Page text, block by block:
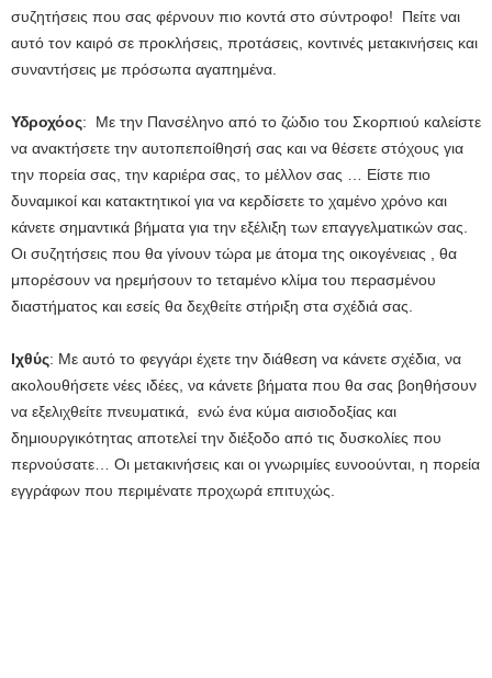
συζητήσεις που σας φέρνουν πιο κοντά στο σύντροφο! Πείτε ναι
αυτό τον καιρό σε προκλήσεις, προτάσεις, κοντινές μετακινήσεις και
συναντήσεις με πρόσωπα αγαπημένα.
Υδροχόος: Με την Πανσέληνο από το ζώδιο του Σκορπιού καλείστε
να ανακτήσετε την αυτοπεποίθησή σας και να θέσετε στόχους για
την πορεία σας, την καριέρα σας, το μέλλον σας … Είστε πιο
δυναμικοί και κατακτητικοί για να κερδίσετε το χαμένο χρόνο και
κάνετε σημαντικά βήματα για την εξέλιξη των επαγγελματικών σας.
Οι συζητήσεις που θα γίνουν τώρα με άτομα της οικογένειας , θα
μπορέσουν να ηρεμήσουν το τεταμένο κλίμα του περασμένου
διαστήματος και εσείς θα δεχθείτε στήριξη στα σχέδιά σας.
Ιχθύς: Με αυτό το φεγγάρι έχετε την διάθεση να κάνετε σχέδια, να
ακολουθήσετε νέες ιδέες, να κάνετε βήματα που θα σας βοηθήσουν
να εξελιχθείτε πνευματικά, ενώ ένα κύμα αισιοδοξίας και
δημιουργικότητας αποτελεί την διέξοδο από τις δυσκολίες που
περνούσατε… Οι μετακινήσεις και οι γνωριμίες ευνοούνται, η πορεία
εγγράφων που περιμένατε προχωρά επιτυχώς.